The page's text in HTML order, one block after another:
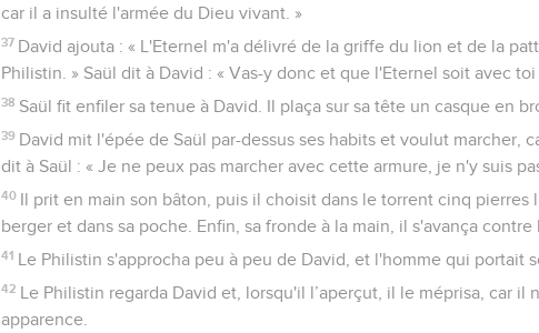
car il a insulté l'armée du Dieu vivant. »
37 David ajouta : « L'Eternel m'a délivré de la griffe du lion et de la
Philistin. » Saül dit à David : « Vas-y donc et que l'Eternel soit avec toi
38 Saül fit enfiler sa tenue à David. Il plaça sur sa tête un casque en
39 David mit l'épée de Saül par-dessus ses habits et voulut marcher,
dit à Saül : « Je ne peux pas marcher avec cette armure, je n'y suis
40 Il prit en main son bâton, puis il choisit dans le torrent cinq pierres
berger et dans sa poche. Enfin, sa fronde à la main, il s'avança contre
41 Le Philistin s'approcha peu à peu de David, et l'homme qui portait
42 Le Philistin regarda David et, lorsqu'il l’aperçut, il le méprisa, car
apparence.